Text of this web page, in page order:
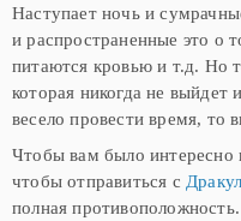
Наступает ночь и
и распространенные это о
питаются кровью и т.д. Но
которая никогда не
весело провести время, то
Чтобы вам было интересно
чтобы отправиться с
полная